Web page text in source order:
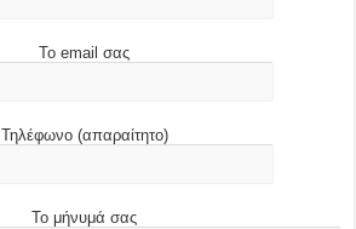
Το email σας
Τηλέφωνο (απαραίτητο)
Το μήνυμά σας